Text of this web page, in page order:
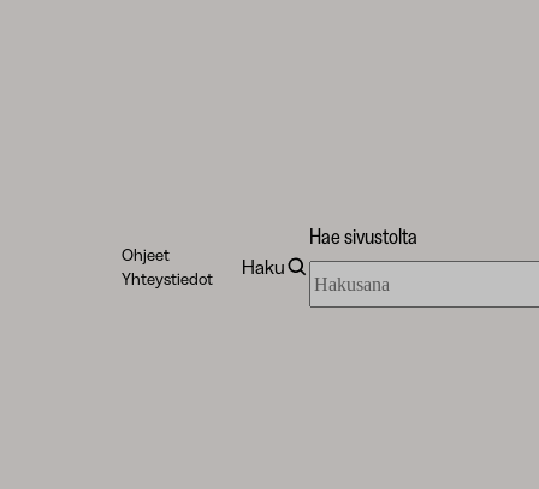
Ohjeet
Yhteystiedot
Haku
Hae sivustolta
sivustolta